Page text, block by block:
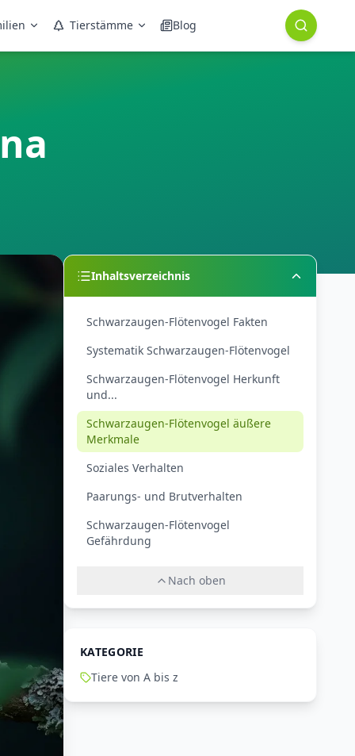
Tierstämme Blog
Inhaltsverzeichnis
Schwarzaugen-Flötenvogel Fakten
Systematik Schwarzaugen-Flötenvogel
Schwarzaugen-Flötenvogel Herkunft
und...
Schwarzaugen-Flötenvogel äußere
Merkmale
Soziales Verhalten
Paarungs- und Brutverhalten
Schwarzaugen-Flötenvogel
Gefährdung
Nach oben
KATEGORIE
Tiere von A bis z